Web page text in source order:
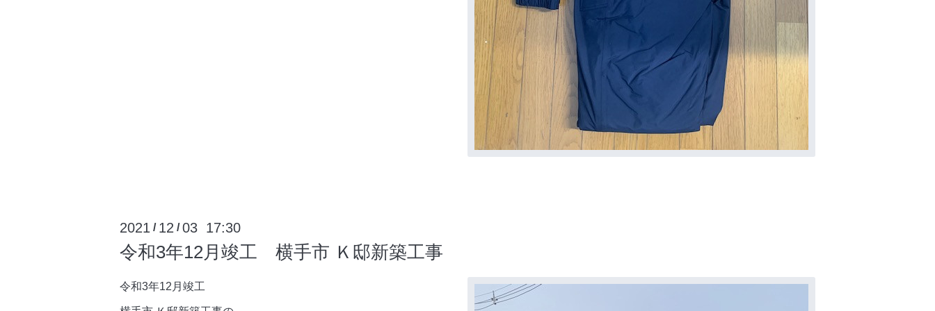
2021 / 12 /03 17:30
令和3年12月竣工 横手市 Ｋ邸新築工事
令和3年12月竣工